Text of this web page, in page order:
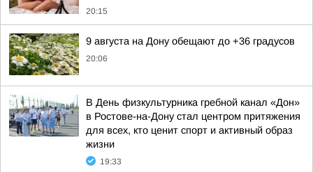
20:15
9 августа на Дону обещают до +36 градусов
20:06
В День физкультурника гребной канал «Дон»
в Ростове-на-Дону стал центром притяжения
для всех, кто ценит спорт и активный образ
жизни
19:33